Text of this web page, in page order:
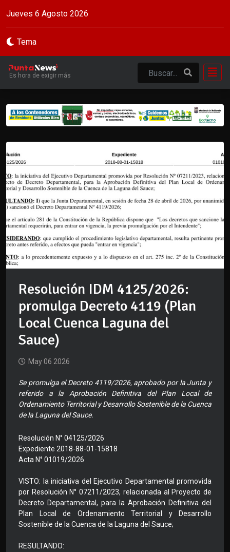
Jueves 6 Agosto 2026
Tema
Es hora de exigir más
Resolución IDM 4125/2026:
promulga Decreto 4119 (Plan
Local Cuenca Laguna del
Sauce)
May 06 2026
Se promulga el Decreto 4119/2026, aprobado por la Junta y
referido a la Aprobación Definitiva del Plan Local de
Ordenamiento Territorial y Desarrollo Sostenible de la Cuenca
de la Laguna del Sauce.
Resolución N° 04125/2026
Expediente 2018-88-01-15818
Acta N° 01019/2026
VISTO: la iniciativa del Ejecutivo Departamental promovida
por Resolución N° 07211/2023, relacionada al Proyecto de
Decreto Departamental, para la Aprobación Definitiva del
Plan Local de Ordenamiento Territorial y Desarrollo
Sostenible de la Cuenca de la Laguna del Sauce;
RESULTANDO: